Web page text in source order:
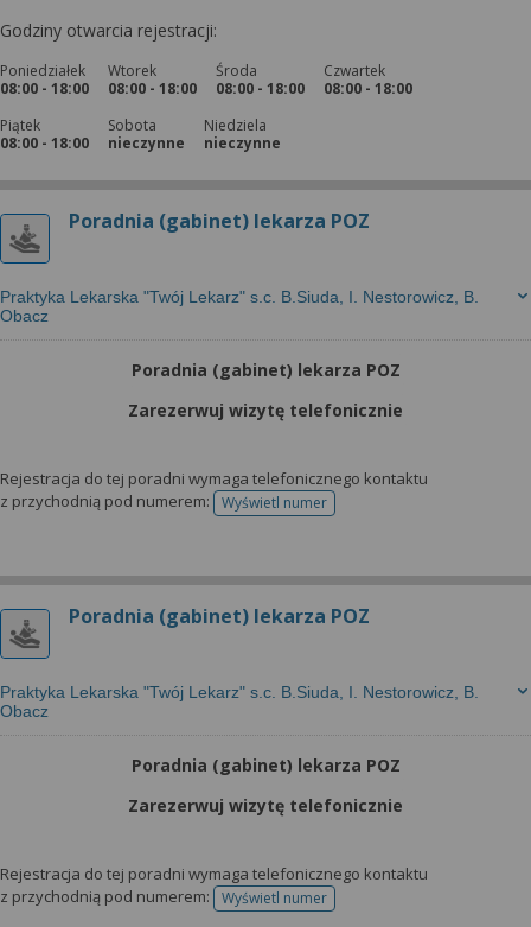
Godziny otwarcia rejestracji:
Poniedziałek
08:00 - 18:00
Wtorek
08:00 - 18:00
Środa
08:00 - 18:00
Czwartek
08:00 - 18:00
Piątek
08:00 - 18:00
Sobota
nieczynne
Niedziela
nieczynne
Poradnia (gabinet) lekarza POZ
Praktyka Lekarska "Twój Lekarz" s.c. B.Siuda, I. Nestorowicz, B.
Obacz
Poradnia (gabinet) lekarza POZ
Zarezerwuj wizytę telefonicznie
Rejestracja do tej poradni wymaga telefonicznego kontaktu
z przychodnią pod numerem:
Wyświetl numertelefonu do rejestracji
Poradnia (gabinet) lekarza POZ
Praktyka Lekarska "Twój Lekarz" s.c. B.Siuda, I. Nestorowicz, B.
Obacz
Poradnia (gabinet) lekarza POZ
Zarezerwuj wizytę telefonicznie
Rejestracja do tej poradni wymaga telefonicznego kontaktu
z przychodnią pod numerem:
Wyświetl numertelefonu do rejestracji